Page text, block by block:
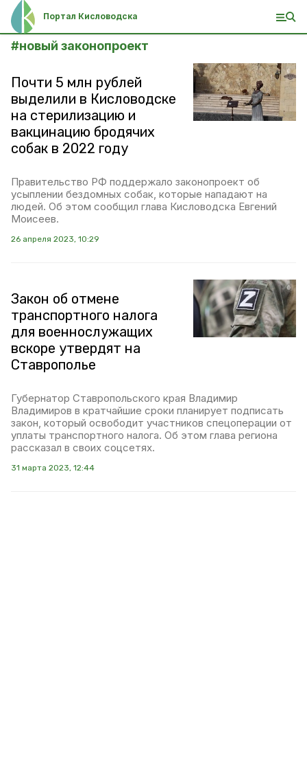
Портал Кисловодска
#новый законопроект
Почти 5 млн рублей
выделили в Кисловодске
на стерилизацию и
вакцинацию бродячих
собак в 2022 году
Правительство РФ поддержало законопроект об
усыплении бездомных собак, которые нападают на
людей. Об этом сообщил глава Кисловодска Евгений
Моисеев.
26 апреля 2023, 10:29
Закон об отмене
транспортного налога
для военнослужащих
вскоре утвердят на
Ставрополье
Губернатор Ставропольского края Владимир
Владимиров в кратчайшие сроки планирует подписать
закон, который освободит участников спецоперации от
уплаты транспортного налога. Об этом глава региона
рассказал в своих соцсетях.
31 марта 2023, 12:44